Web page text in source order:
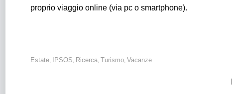
proprio viaggio online (via pc o smartphone).
Estate, IPSOS, Ricerca, Turismo, Vacanze